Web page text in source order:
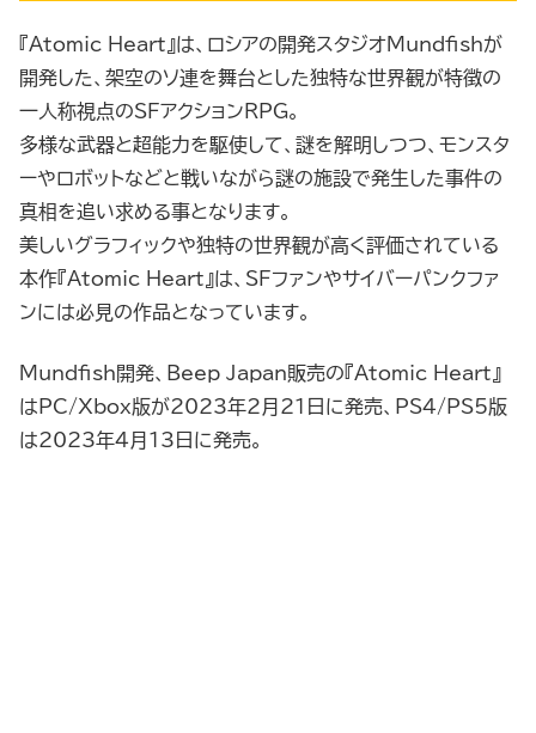
『Atomic Heart』は、ロシアの開発スタジオMundfishが
開発した、架空のソ連を舞台とした独特な世界観が特徴の
一人称視点のSFアクションRPG。
多様な武器と超能力を駆使して、謎を解明しつつ、モンスタ
ーやロボットなどと戦いながら謎の施設で発生した事件の
真相を追い求める事となります。
美しいグラフィックや独特の世界観が高く評価されている
本作『Atomic Heart』は、SFファンやサイバーパンクファ
ンには必見の作品となっています。
Mundfish開発、Beep Japan販売の『Atomic Heart』
はPC/Xbox版が2023年2月21日に発売、PS4/PS5版
は2023年4月13日に発売。